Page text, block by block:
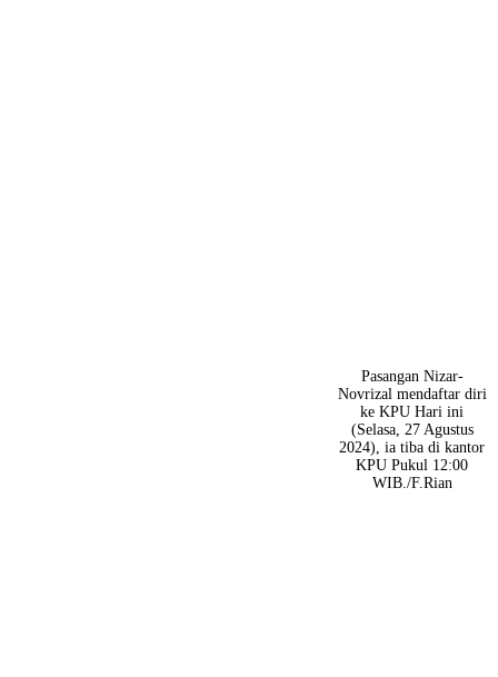
Pasangan Nizar-
Novrizal mendaftar diri
ke KPU Hari ini
(Selasa, 27 Agustus
2024), ia tiba di kantor
KPU Pukul 12:00
WIB./F.Rian